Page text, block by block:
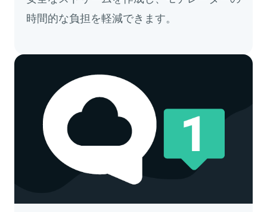
時間的な負担を軽減できます。